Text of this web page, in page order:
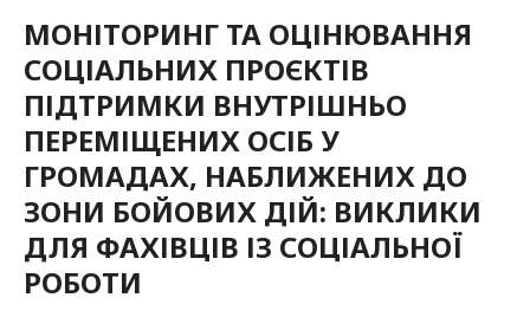
МОНІТОРИНГ ТА ОЦІНЮВАННЯ
СОЦІАЛЬНИХ ПРОЄКТІВ
ПІДТРИМКИ ВНУТРІШНЬО
ПЕРЕМІЩЕНИХ ОСІБ У
ГРОМАДАХ, НАБЛИЖЕНИХ ДО
ЗОНИ БОЙОВИХ ДІЙ: ВИКЛИКИ
ДЛЯ ФАХІВЦІВ ІЗ СОЦІАЛЬНОЇ
РОБОТИ